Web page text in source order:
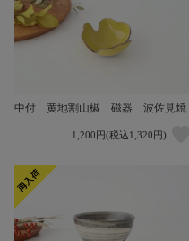
中付 黄地割山椒 磁器 波佐見焼
1,200円(税込1,320円)